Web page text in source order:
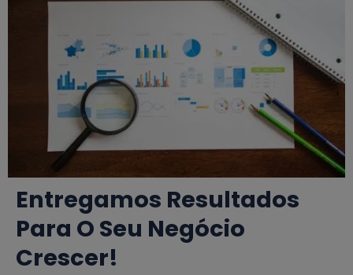
Entregamos Resultados
Para O Seu Negócio
Crescer!